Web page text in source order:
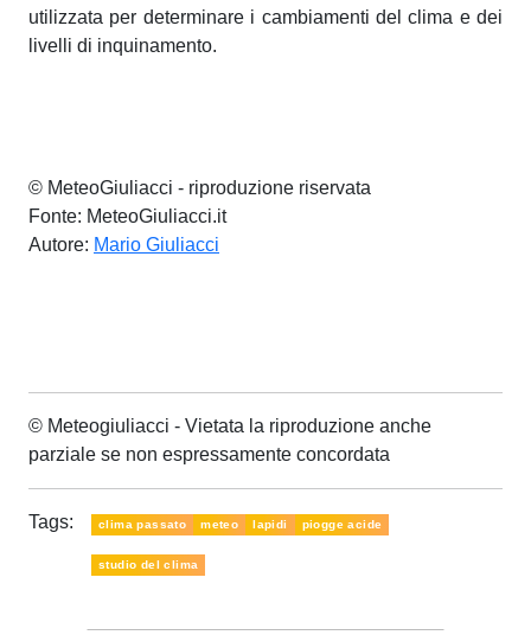
utilizzata per determinare i cambiamenti del clima e dei
livelli di inquinamento.
© MeteoGiuliacci - riproduzione riservata
Fonte: MeteoGiuliacci.it
Autore: Mario Giuliacci
© Meteogiuliacci - Vietata la riproduzione anche
parziale se non espressamente concordata
Tags: clima passato meteo lapidi piogge acide
studio del clima